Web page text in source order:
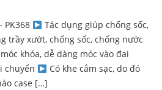
PK368
Tác dụng giúp chống sốc,
trầy xướt, chống sốc, chống nước
khóa, dễ dàng móc vào đai
chuyển
Có khe cắm sạc, do đó
case […]